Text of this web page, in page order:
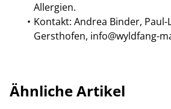
Allergien.
Kontakt: Andrea Binder, Paul-
Gersthofen, info@wyldfang-
Ähnliche Artikel